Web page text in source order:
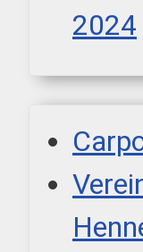
2024